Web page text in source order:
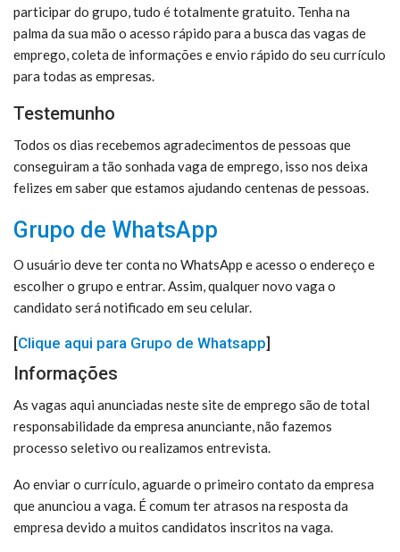
participar do grupo, tudo é totalmente gratuito. Tenha na
palma da sua mão o acesso rápido para a busca das vagas de
emprego, coleta de informações e envio rápido do seu currículo
para todas as empresas.
Testemunho
Todos os dias recebemos agradecimentos de pessoas que
conseguiram a tão sonhada vaga de emprego, isso nos deixa
felizes em saber que estamos ajudando centenas de pessoas.
Grupo de WhatsApp
O usuário deve ter conta no WhatsApp e acesso o endereço e
escolher o grupo e entrar. Assim, qualquer novo vaga o
candidato será notificado em seu celular.
[Clique aqui para Grupo de Whatsapp]
Informações
As vagas aqui anunciadas neste site de emprego são de total
responsabilidade da empresa anunciante, não fazemos
processo seletivo ou realizamos entrevista.
Ao enviar o currículo, aguarde o primeiro contato da empresa
que anunciou a vaga. É comum ter atrasos na resposta da
empresa devido a muitos candidatos inscritos na vaga.